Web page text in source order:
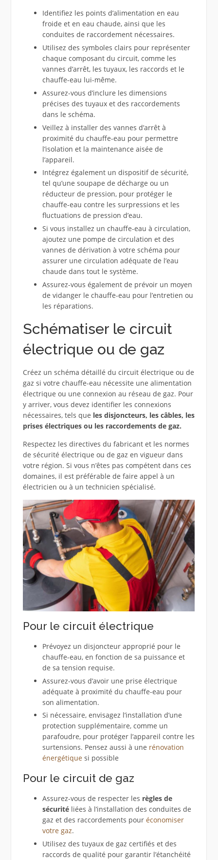
Identifiez les points d’alimentation en eau
froide et en eau chaude, ainsi que les
conduites de raccordement nécessaires.
Utilisez des symboles clairs pour représenter
chaque composant du circuit, comme les
vannes d’arrêt, les tuyaux, les raccords et le
chauffe-eau lui-même.
Assurez-vous d’inclure les dimensions
précises des tuyaux et des raccordements
dans le schéma.
Veillez à installer des vannes d’arrêt à
proximité du chauffe-eau pour permettre
l’isolation et la maintenance aisée de
l’appareil.
Intégrez également un dispositif de sécurité,
tel qu’une soupape de décharge ou un
réducteur de pression, pour protéger le
chauffe-eau contre les surpressions et les
fluctuations de pression d’eau.
Si vous installez un chauffe-eau à circulation,
ajoutez une pompe de circulation et des
vannes de dérivation à votre schéma pour
assurer une circulation adéquate de l’eau
chaude dans tout le système.
Assurez-vous également de prévoir un moyen
de vidanger le chauffe-eau pour l’entretien ou
les réparations.
Schématiser le circuit
électrique ou de gaz
Créez un schéma détaillé du circuit électrique ou de
gaz si votre chauffe-eau nécessite une alimentation
électrique ou une connexion au réseau de gaz. Pour
y arriver, vous devez identifier les connexions
nécessaires, tels que les disjoncteurs, les câbles, les
prises électriques ou les raccordements de gaz.
Respectez les directives du fabricant et les normes
de sécurité électrique ou de gaz en vigueur dans
votre région. Si vous n’êtes pas compétent dans ces
domaines, il est préférable de faire appel à un
électricien ou à un technicien spécialisé.
Pour le circuit électrique
Prévoyez un disjoncteur approprié pour le
chauffe-eau, en fonction de sa puissance et
de sa tension requise.
Assurez-vous d’avoir une prise électrique
adéquate à proximité du chauffe-eau pour
son alimentation.
Si nécessaire, envisagez l’installation d’une
protection supplémentaire, comme un
parafoudre, pour protéger l’appareil contre les
surtensions. Pensez aussi à une rénovation
énergétiquesi possible
Pour le circuit de gaz
Assurez-vous de respecter les règles de
sécuritéliées à l’installation des conduites de
gaz et des raccordements pour économiser
votre gaz.
Utilisez des tuyaux de gaz certifiés et des
raccords de qualité pour garantir l’étanchéité